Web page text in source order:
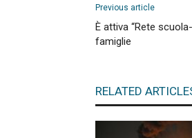
Previous article
È attiva “Rete
famiglie
RELATED